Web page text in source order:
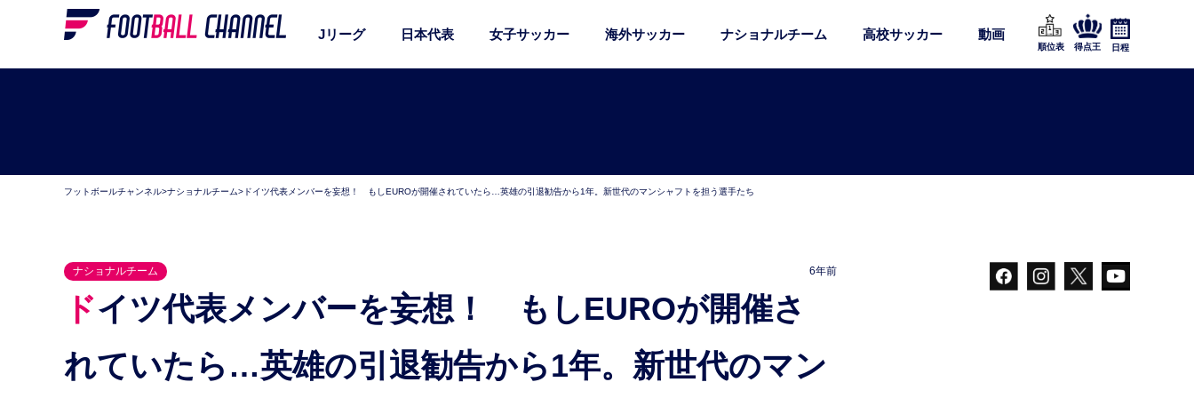
Jリーグ 日本代表 女子サッカー 海外サッカー ナショナルチーム 高校サッカー 動画
順位表 得点王 日程
フットボールチャンネル>ナショナルチーム> ドイツ代表メンバーを妄想！ もしEUROが開催されていたら…英雄の引退勧告から1年。新世代のマンシャフトを担う選手たち
ナショナルチーム 6年前
ドイツ代表メンバーを妄想！ もしEUROが開催さ
れていたら…英雄の引退勧告から1年。新世代のマン